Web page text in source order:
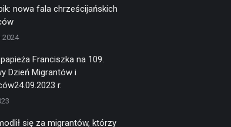
nowa fala chrześcijańskich
2024
Franciszka na 109.
Dzień Migrantów i
r.
się za migrantów, którzy